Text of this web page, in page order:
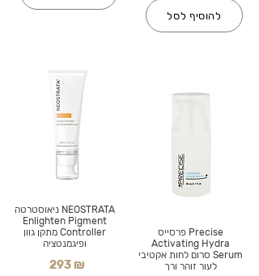
NEOSTRATA ניאוסטרטה
Enlighten Pigment
Controller מתקן גוון
ופיגמנטציה
293 ₪
להוסיף לסל
Precise פרסייס
Activating Hydra
Serum סרום לחות אקטיבי
לעור זוהר ורך